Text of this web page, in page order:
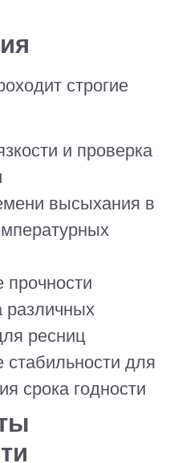
строгие
и проверка
высыхания в
прочности
различных
ресниц
стабильности для
срока годности